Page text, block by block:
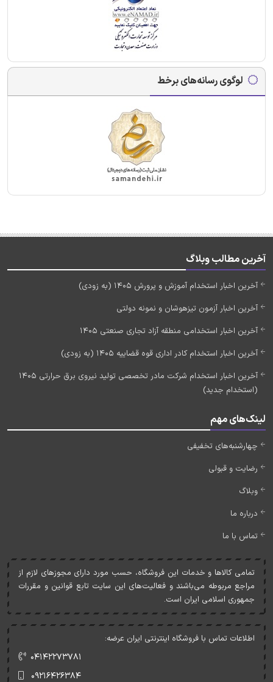
لوگوی رسانه‌های برخط
آخرین مطالب وبلاگ
آخرین اخبار استخدام آموزش و پرورش 1405 (به زودی)
آخرین اخبار آزمون تیزهوشان و نمونه دولتی
آخرین اخبار استخدامی منطقه آزاد تجاری صنعتی 1405
آخرین اخبار استخدام کادر اداری قوه قضاییه 1405 (به زودی)
آخرین اخبار استخدام شرکت مادر تخصصی تولید نیروی برق حرارتی 1405
(استخدام جدید)
لینک‌های مهم
چهارشنبه‌های تخفیفی
رضایت و قبولی
وبلاگ
درباره ما
تماس با ما
تمامی کالاها و خدمات اين فروشگاه، حسب مورد دارای مجوزهای لازم از
مراجع مربوطه می‌باشند و فعاليت‌های اين سايت تابع قوانين و مقررات
جمهوری اسلامی ايران است.
اطلاعات تماس با فروشگاه اینترنتی ایران عرضه:
۰۴۱۴۲۲۷۳۷۸۱
۰۹۲۱۶۴۲۶۳۸۴